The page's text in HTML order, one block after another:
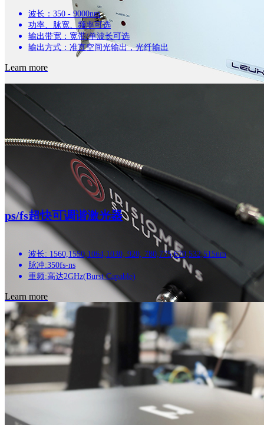
波长：350 - 9000nm
功率、脉宽、频率可选
输出带宽：宽带/单波长可选
输出方式：准直空间光输出，光纤输出
Learn more
ps/fs超快可调谐激光器
波长: 1560,1550,1064,1030, 920, 780,775,670,532,515nm
脉冲:350fs-ns
重频:高达2GHz(Burst Capable)
Learn more